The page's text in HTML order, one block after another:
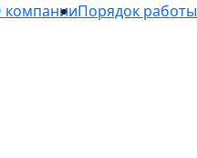
компанииПорядок работы